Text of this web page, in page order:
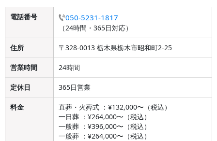
電話番号 050-5231-1817
（24時間・365日対応）
住所 〒328-0013 栃木県栃木市昭和町2-25
営業時間 24時間
定休日 365日営業
料金
直葬・火葬式 ：¥132,000〜（税込）
一日葬 ：¥264,000〜（税込）
一般葬 ：¥396,000〜（税込）
一般葬 ：¥264,000〜（税込）